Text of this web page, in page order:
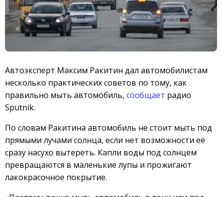
Автоэксперт Максим Ракитин дал автомобилистам
несколько практических советов по тому, как
правильно мыть автомобиль, сообщает радио
Sputnik.
По словам Ракитина автомобиль не стоит мыть под
прямыми лучами солнца, если нет возможности её
сразу насухо вытереть. Капли воды под солнцем
превращаются в маленькие лупы и прожигают
лакокрасочное покрытие.